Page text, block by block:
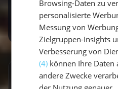
Abenteuerund Spaß!
GESCHRIEBEN VON
Browsing-Daten zu
personalisierte
Messung von
Zielgruppen-Insights
Verbesserung von
(4) können Ihre Daten
andere Zwecke